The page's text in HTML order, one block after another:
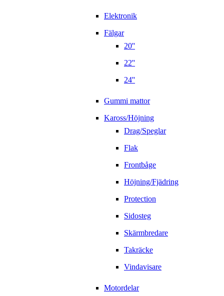
Elektronik
Fälgar
20''
22''
24''
Gummi mattor
Kaross/Höjning
Drag/Speglar
Flak
Frontbåge
Höjning/Fjädring
Protection
Sidosteg
Skärmbredare
Takräcke
Vindavisare
Motordelar